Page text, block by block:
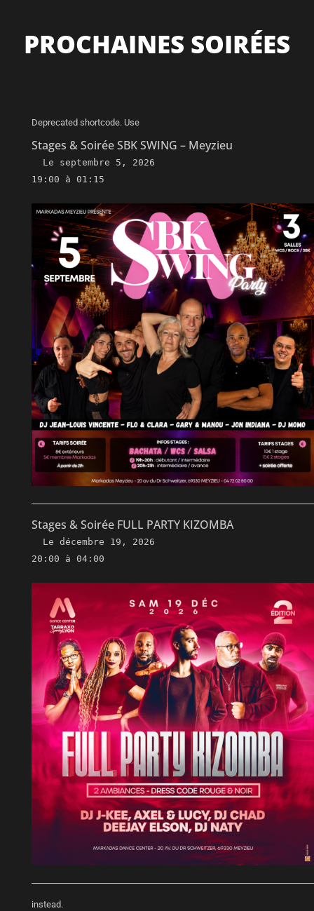
PROCHAINES SOIRÉES
Deprecated shortcode. Use
Stages & Soirée SBK SWING – Meyzieu
Le septembre 5, 2026
19:00 à 01:15
Stages & Soirée FULL PARTY KIZOMBA
Le décembre 19, 2026
20:00 à 04:00
instead.